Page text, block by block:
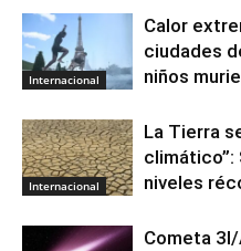
Internacional
Calor
ciudades
niños
Internacional
La Tierra
climático”:
niveles
Cometa 3I/